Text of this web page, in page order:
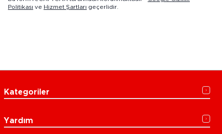
Politikası ve Hizmet Şartları geçerlidir.
Kategoriler
Yardım